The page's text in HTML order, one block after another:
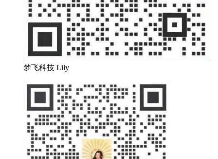
梦飞科技 Lily